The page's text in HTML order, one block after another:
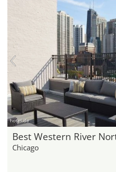
hotel.de
Best Western River
Chicago